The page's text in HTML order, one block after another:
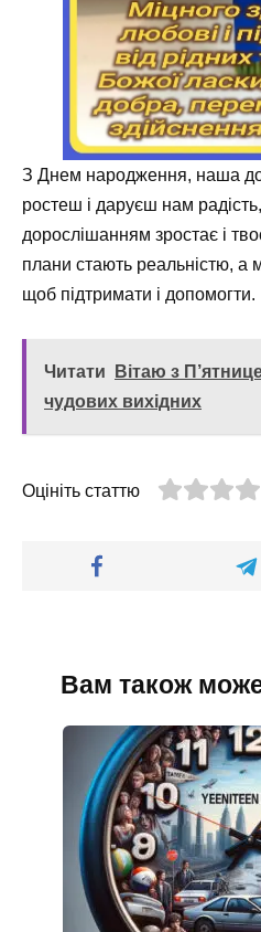
З Днем народження, наша
ростеш і даруєш нам
дорослішанням зростає і
плани стають реальністю, а
щоб підтримати і допомогти.
Читати
Вітаю з
чудових вихідних
Оцініть статтю
Вам також